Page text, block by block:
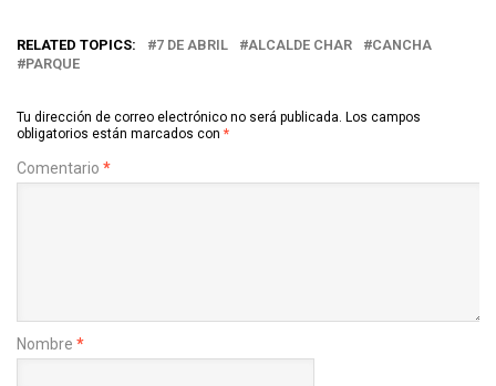
RELATED TOPICS: 7 DE ABRIL ALCALDE CHAR
CANCHA
PARQUE
Tu dirección de correo electrónico no será publicada. Los campos
obligatorios están marcados con *
Comentario *
Nombre *